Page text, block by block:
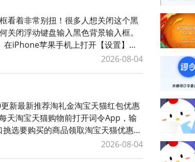
看着非常别扭！很多人想关闭这个黑
闭浮动键盘输入黑色背景输入框。
iPhone苹果手机上打开【设置】，
2026-08-04
新最新推荐淘礼金淘宝天猫红包优惠
天淘宝天猫购物前打开词令App，输
选要购买的商品领取淘宝天猫优惠
2026-08-04